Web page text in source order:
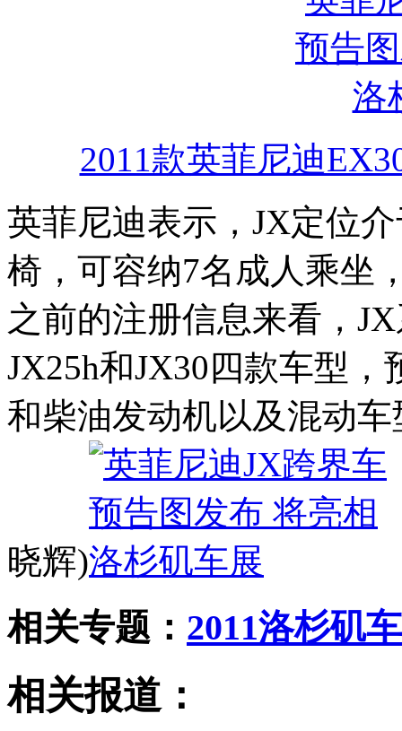
2011款英菲尼迪
英菲尼迪表示，JX定位
椅，可容纳7名成人乘坐
之前的注册信息来看，
JX25h和JX30四款车型
和柴油发动机以及混动
晓辉)
相关专题： 2011洛杉矶
相关报道：